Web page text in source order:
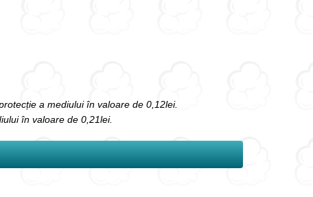
a mediului în valoare de 0,12lei.
în valoare de 0,21lei.